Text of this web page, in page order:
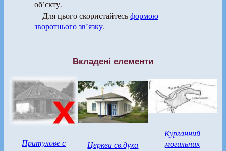
об’єкту.
Для цього скористайтесьформою
зворотнього зв’язку.
Вкладені елементи
Притулове с Церква св.духа
Курганний
могильник